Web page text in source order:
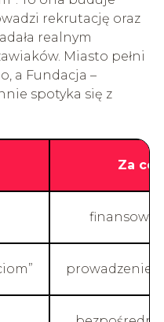
rekrutację oraz
realnym
Miasto pełni
a Fundacja –
spotyka się z
Za co
prowadzenie